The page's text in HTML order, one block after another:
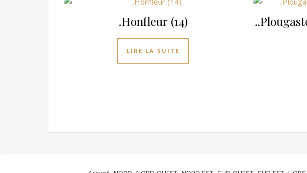
.Honfleur (14)
LIRE LA SUITE